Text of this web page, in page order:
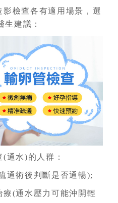
檢查各有適用場景，選
生建議：
通水)的人群：
通術後判斷是否通暢);
療(通水壓力可能沖開輕